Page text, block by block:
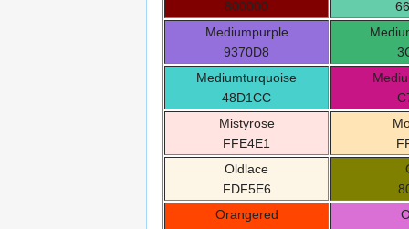
800000
Mediumpurple
9370D8
Mediumturquoise
48D1CC
Mistyrose
FFE4E1
Oldlace
FDF5E6
Orangered